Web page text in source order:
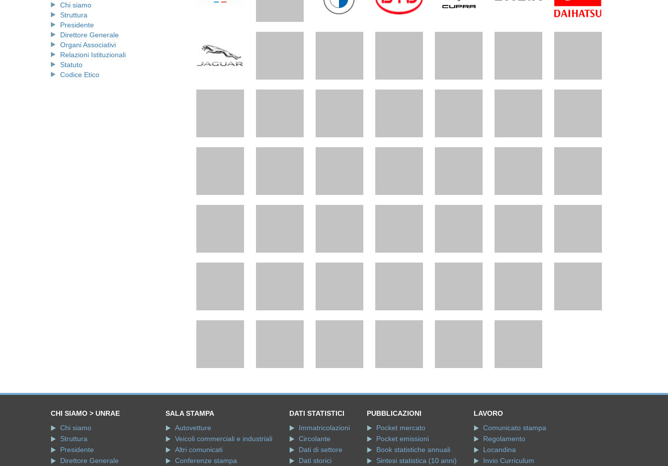
Chi siamo
Struttura
Presidente
Direttore Generale
Organi Associativi
Relazioni Istituzionali
Statuto
Codice Etico
CHI SIAMO > UNRAE
Chi siamo
Struttura
Presidente
Direttore Generale
SALA STAMPA
Autovetture
Veicoli commerciali e industriali
Altri comunicati
Conferenze stampa
DATI STATISTICI
Immatricolazioni
Circolante
Dati di settore
Dati storici
PUBBLICAZIONI
Pocket mercato
Pocket emissioni
Book statistiche annuali
Sintesi statistica (10 anni)
LAVORO
Comunicato stampa
Regolamento
Locandina
Invio Curriculum